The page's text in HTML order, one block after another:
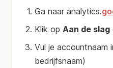
Ga naar analytics.
Klik op Aan de slag
Vul je accountnaam
bedrijfsnaam)